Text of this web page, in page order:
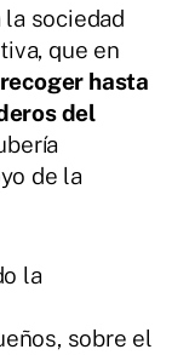
sociedad
que en
recoger hasta
del
de la
la
sobre el